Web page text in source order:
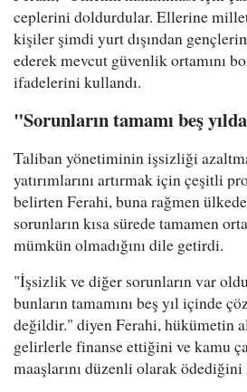
ceplerini doldurdular. Ellerine
kişiler şimdi yurt dışından
ederek mevcut güvenlik ortamını
ifadelerini kullandı.
"Sorunların tamamı beş
Taliban yönetiminin işsizliği
yatırımlarını artırmak için çeşitli
belirten Ferahi, buna rağmen
sorunların kısa sürede tamamen
mümkün olmadığını dile getirdi.
"İşsizlik ve diğer sorunların var
bunların tamamını beş yıl içinde
değildir." diyen Ferahi, hükümetin
gelirlerle finanse ettiğini ve kamu
maaşlarını düzenli olarak ödediğini